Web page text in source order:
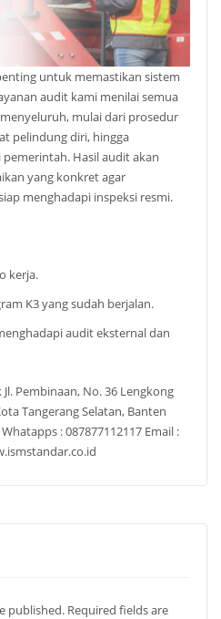
untuk memastikan sistem
audit kami menilai semua
mulai dari prosedur
pelindung diri, hingga
Hasil audit akan
yang konkret agar
menghadapi inspeksi resmi.
kerja.
K3 yang sudah berjalan.
audit eksternal dan
Jl. Pembinaan, No. 36 Lengkong
Tangerang Selatan, Banten
: 087877112117 Email :
published. Required fields are